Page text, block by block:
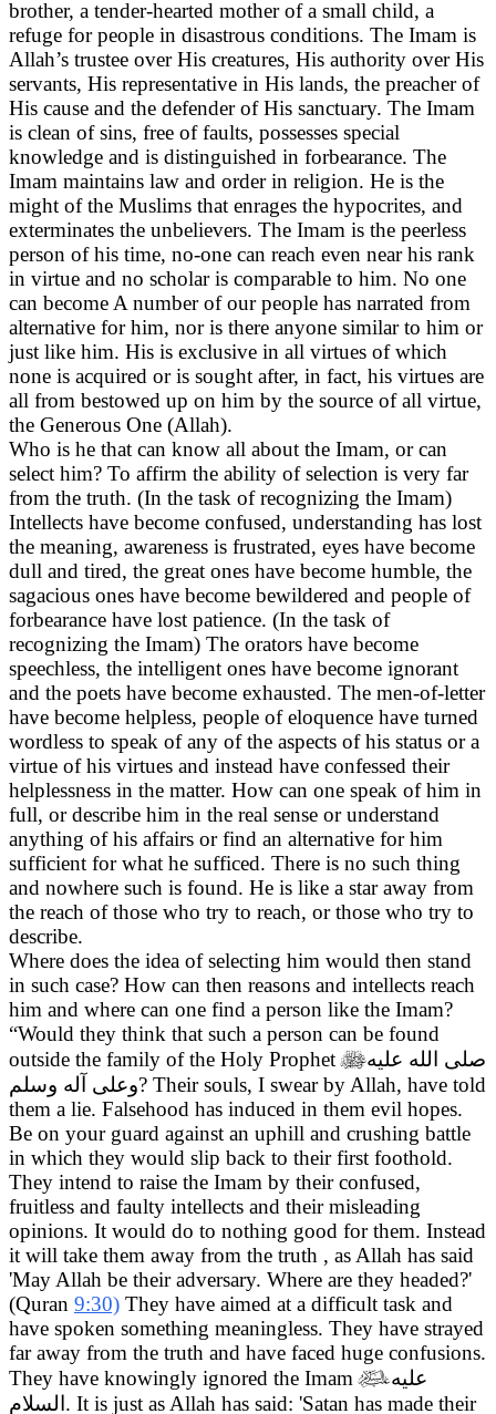
brother, a tender-hearted mother of a small child, a
refuge for people in disastrous conditions. The Imam is
Allah’s trustee over His creatures, His authority over His
servants, His representative in His lands, the preacher of
His cause and the defender of His sanctuary. The Imam
is clean of sins, free of faults, possesses special
knowledge and is distinguished in forbearance. The
Imam maintains law and order in religion. He is the
might of the Muslims that enrages the hypocrites, and
exterminates the unbelievers. The Imam is the peerless
person of his time, no-one can reach even near his rank
in virtue and no scholar is comparable to him. No one
can become A number of our people has narrated from
alternative for him, nor is there anyone similar to him or
just like him. His is exclusive in all virtues of which
none is acquired or is sought after, in fact, his virtues are
all from bestowed up on him by the source of all virtue,
the Generous One (Allah).
Who is he that can know all about the Imam, or can
select him? To affirm the ability of selection is very far
from the truth. (In the task of recognizing the Imam)
Intellects have become confused, understanding has lost
the meaning, awareness is frustrated, eyes have become
dull and tired, the great ones have become humble, the
sagacious ones have become bewildered and people of
forbearance have lost patience. (In the task of
recognizing the Imam) The orators have become
speechless, the intelligent ones have become ignorant
and the poets have become exhausted. The men-of-letter
have become helpless, people of eloquence have turned
wordless to speak of any of the aspects of his status or a
virtue of his virtues and instead have confessed their
helplessness in the matter. How can one speak of him in
full, or describe him in the real sense or understand
anything of his affairs or find an alternative for him
sufficient for what he sufficed. There is no such thing
and nowhere such is found. He is like a star away from
the reach of those who try to reach, or those who try to
describe.
Where does the idea of selecting him would then stand
in such case? How can then reasons and intellects reach
him and where can one find a person like the Imam?
“Would they think that such a person can be found
outside the family of the Holy Prophetصلى الله عليه
وعلى آله وسلم? Their souls, I swear by Allah, have told
them a lie. Falsehood has induced in them evil hopes.
Be on your guard against an uphill and crushing battle
in which they would slip back to their first foothold.
They intend to raise the Imam by their confused,
fruitless and faulty intellects and their misleading
opinions. It would do to nothing good for them. Instead
it will take them away from the truth , as Allah has said
'May Allah be their adversary. Where are they headed?'
(Quran 9:30) They have aimed at a difficult task and
have spoken something meaningless. They have strayed
far away from the truth and have faced huge confusions.
They have knowingly ignored the Imamعليه
السلام. It is just as Allah has said: 'Satan has made their